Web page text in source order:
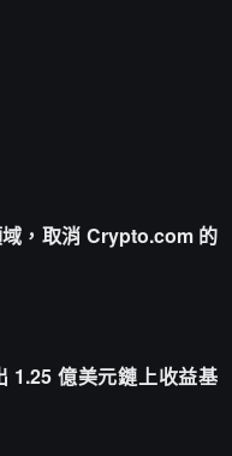
，取消 Crypto.com 的
1.25 億美元鏈上收益基